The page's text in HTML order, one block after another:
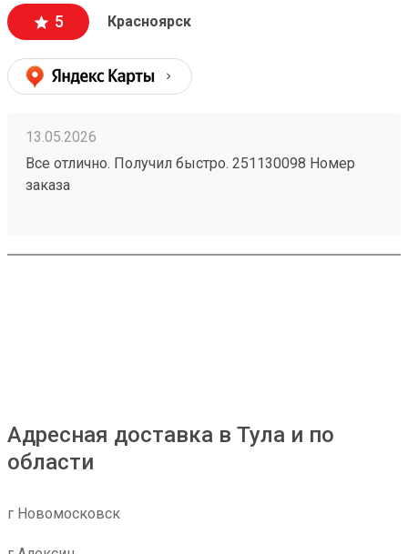
5 Красноярск
13.05.2026
Все отлично. Получил быстро. 251130098 Номер
заказа
Адресная доставка в Тула и по
области
г Новомосковск